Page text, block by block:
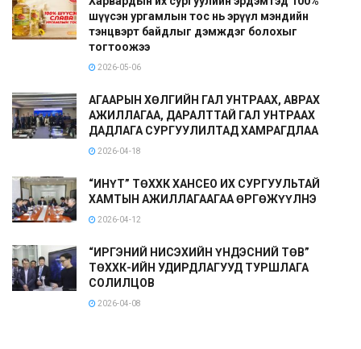
шүүсэн ургамлын тос нь эрүүл мэндийн
тэнцвэрт байдлыг дэмждэг болохыг
тогтоожээ
2026-05-06
АГААРЫН ХӨЛГИЙН ГАЛ УНТРААХ, АВРАХ
АЖИЛЛАГАА, ДАРАЛТТАЙ ГАЛ УНТРААХ
ДАДЛАГА СУРГУУЛИЛТАД ХАМРАГДЛАА
2026-04-18
“ИНҮТ” ТӨХХК ХАНСЕО ИХ СУРГУУЛЬТАЙ
ХАМТЫН АЖИЛЛАГААГАА ӨРГӨЖҮҮЛНЭ
2026-04-12
“ИРГЭНИЙ НИСЭХИЙН ҮНДЭСНИЙ ТӨВ”
ТӨХХК-ИЙН УДИРДЛАГУУД ТУРШЛАГА
СОЛИЛЦОВ
2026-04-08